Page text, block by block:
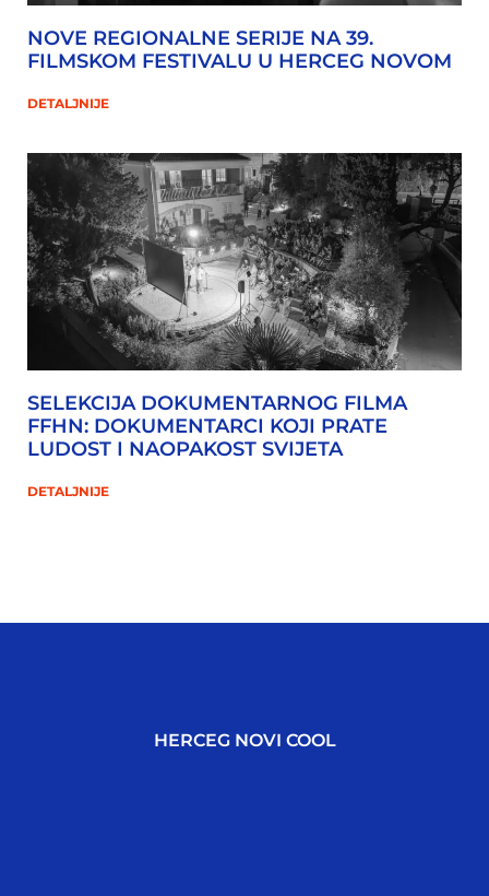
NOVE REGIONALNE SERIJE NA 39.
FILMSKOM FESTIVALU U HERCEG NOVOM
DETALJNIJE
SELEKCIJA DOKUMENTARNOG FILMA
FFHN: DOKUMENTARCI KOJI PRATE
LUDOST I NAOPAKOST SVIJETA
DETALJNIJE
HERCEG NOVI COOL